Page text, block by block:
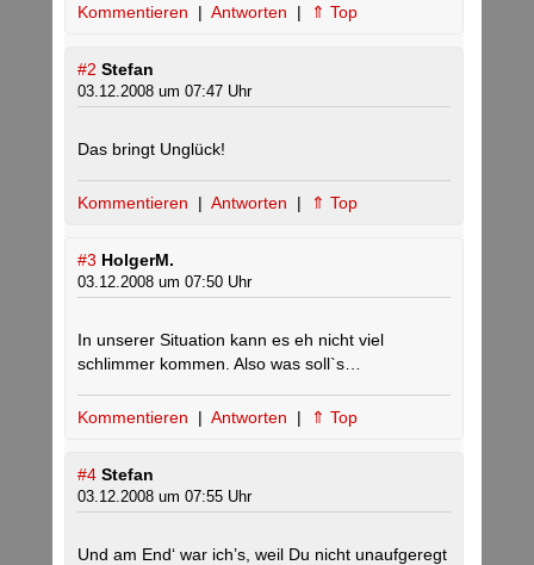
Kommentieren | Antworten | ⇑ Top
#2 Stefan
03.12.2008 um 07:47 Uhr
Das bringt Unglück!
Kommentieren | Antworten | ⇑ Top
#3 HolgerM.
03.12.2008 um 07:50 Uhr
In unserer Situation kann es eh nicht viel
schlimmer kommen. Also was soll`s…
Kommentieren | Antworten | ⇑ Top
#4 Stefan
03.12.2008 um 07:55 Uhr
Und am End‘ war ich’s, weil Du nicht unaufgeregt